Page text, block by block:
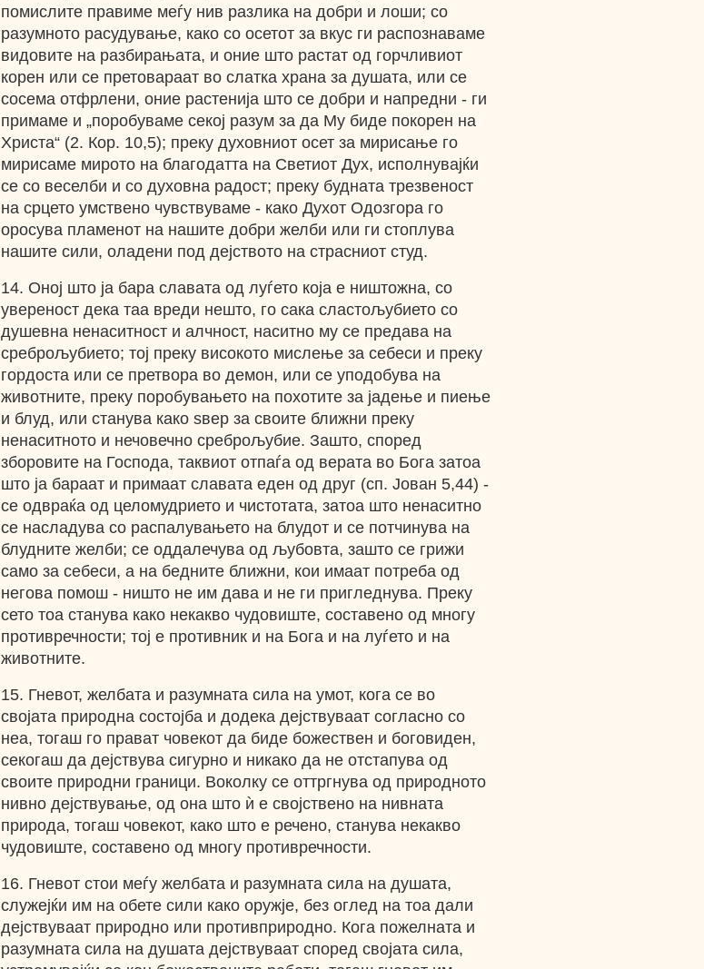
помислите правиме меѓу нив разлика на добри и лоши; со
разумното расудување, како со осетот за вкус ги распознаваме
видовите на разбирањата, и оние што растат од горчливиот
корен или се претовараат во слатка храна за душата, или се
сосема отфрлени, оние растенија што се добри и напредни - ги
примаме и „поробуваме секој разум за да Му биде покорен на
Христа“ (2. Кор. 10,5); преку духовниот осет за мирисање го
мирисаме мирото на благодатта на Светиот Дух, исполнувајќи
се со веселби и со духовна радост; преку будната трезвеност
на срцето умствено чувствуваме - како Духот Одозгора го
оросува пламенот на нашите добри желби или ги стоплува
нашите сили, оладени под дејството на страсниот студ.
14. Оној што ја бара славата од луѓето која е ништожна, со
увереност дека таа вреди нешто, го сака сластољубието со
душевна ненаситност и алчност, наситно му се предава на
среброљубието; тој преку високото мислење за себеси и преку
гордоста или се претвора во демон, или се уподобува на
животните, преку поробувањето на похотите за јадење и пиење
и блуд, или станува како ѕвер за своите ближни преку
ненаситното и нечовечно среброљубие. Зашто, според
зборовите на Господа, таквиот отпаѓа од верата во Бога затоа
што ја бараат и примаат славата еден од друг (сп. Јован 5,44) -
се одвраќа од целомудрието и чистотата, затоа што ненаситно
се насладува со распалувањето на блудот и се потчинува на
блудните желби; се оддалечува од љубовта, зашто се грижи
само за себеси, а на бедните ближни, кои имаат потреба од
негова помош - ништо не им дава и не ги пригледнува. Преку
сето тоа станува како некакво чудовиште, составено од многу
противречности; тој е противник и на Бога и на луѓето и на
животните.
15. Гневот, желбата и разумната сила на умот, кога се во
својата природна состојба и додека дејствуваат согласно со
неа, тогаш го прават човекот да биде божествен и боговиден,
секогаш да дејствува сигурно и никако да не отстапува од
своите природни граници. Воколку се оттргнува од природното
нивно дејствување, од она што ѝ е својствено на нивната
природа, тогаш човекот, како што е речено, станува некакво
чудовиште, составено од многу противречности.
16. Гневот стои меѓу желбата и разумната сила на душата,
служејќи им на обете сили како оружје, без оглед на тоа дали
дејствуваат природно или противприродно. Кога пожелната и
разумната сила на душата дејствуваат според својата сила,